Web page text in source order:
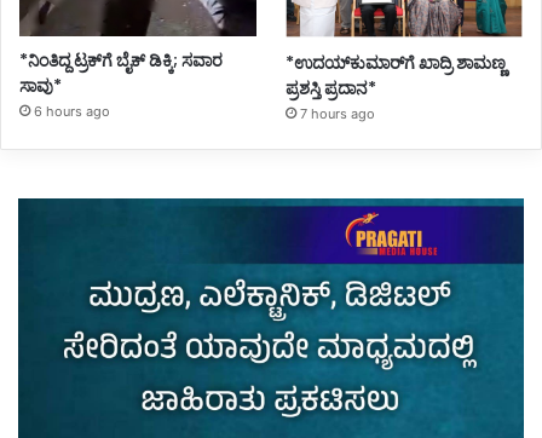
*ನಿಂತಿದ್ದ ಟ್ರಕ್‌ಗೆ ಬೈಕ್ ಡಿಕ್ಕಿ; ಸವಾರ
ಸಾವು*
6 hours ago
*ಉದಯ್‌ಕುಮಾರ್‌ಗೆ ಖಾದ್ರಿ ಶಾಮಣ್ಣ
ಪ್ರಶಸ್ತಿ ಪ್ರದಾನ*
7 hours ago